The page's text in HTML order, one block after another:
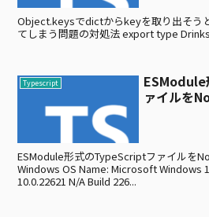
Object.keysでdictからkeyを取り出そう
てしまう問題の対処法 export type
Typescript
ァイルを
ESModule形式のTypeScriptファイルを
Windows OS Name: Microsoft Windows
10.0.22621 N/A Build 226...